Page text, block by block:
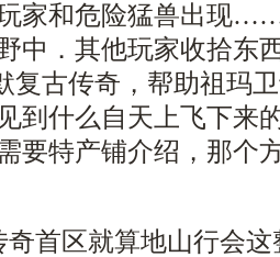
家和危险猛兽出现
中．其他玩家收拾东
复古传奇，帮助祖玛
到什么自天上飞下来
要特产铺介绍，那个
首区就算地山行会